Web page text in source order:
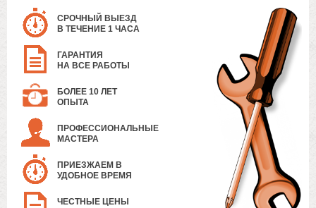
СРОЧНЫЙ ВЫЕЗД
В ТЕЧЕНИЕ 1 ЧАСА
ГАРАНТИЯ
НА ВСЕ РАБОТЫ
БОЛЕЕ 10 ЛЕТ
ОПЫТА
ПРОФЕССИОНАЛЬНЫЕ
МАСТЕРА
ПРИЕЗЖАЕМ В
УДОБНОЕ ВРЕМЯ
ЧЕСТНЫЕ ЦЕНЫ